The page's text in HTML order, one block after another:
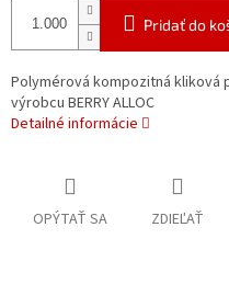
Pridať do
Polymérová kompozitná kliková
výrobcu BERRY ALLOC
Detailné informácie
OPÝTAŤ SA ZDIEĽAŤ